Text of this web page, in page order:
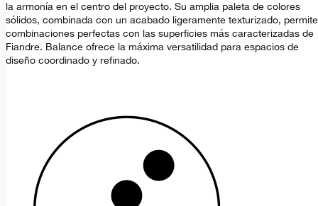
la armonía en el centro del proyecto. Su amplia paleta de colores
sólidos, combinada con un acabado ligeramente texturizado, permite
combinaciones perfectas con las superficies más caracterizadas de
Fiandre. Balance ofrece la máxima versatilidad para espacios de
diseño coordinado y refinado.